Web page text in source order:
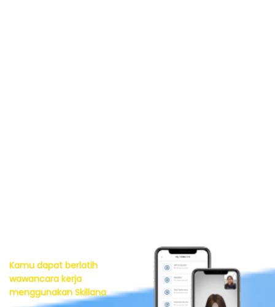
Kamu dapat berlatih
wawancara kerja
menggunakan Skillana